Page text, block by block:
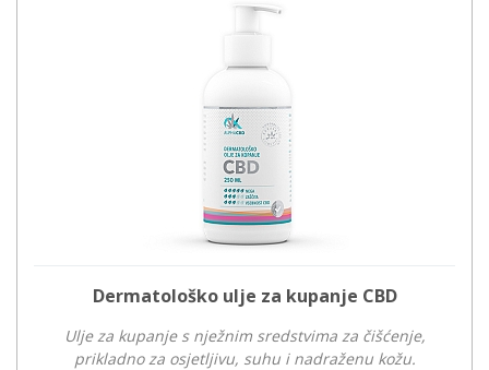
Dermatološko ulje za kupanje CBD
Ulje za kupanje s nježnim sredstvima za čišćenje,
prikladno za osjetljivu, suhu i nadraženu kožu.